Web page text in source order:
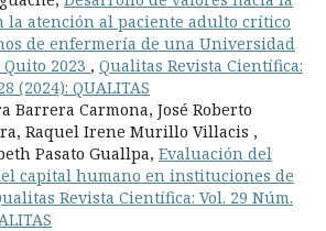
la atención al paciente adulto crítico
de enfermería de una Universidad
2023 , Qualitas Revista Científica:
(2024): QUALITAS
Barrera Carmona, José Roberto
Raquel Irene Murillo Villacis ,
Pasato Guallpa, Evaluación del
capital humano en instituciones de
Revista Científica: Vol. 29 Núm.